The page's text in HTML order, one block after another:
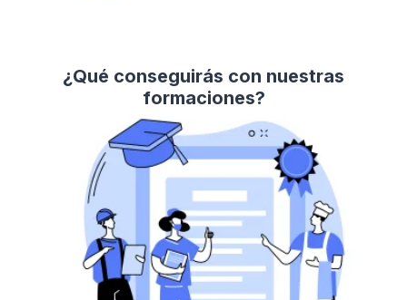
¿Qué conseguirás con nuestras
formaciones?